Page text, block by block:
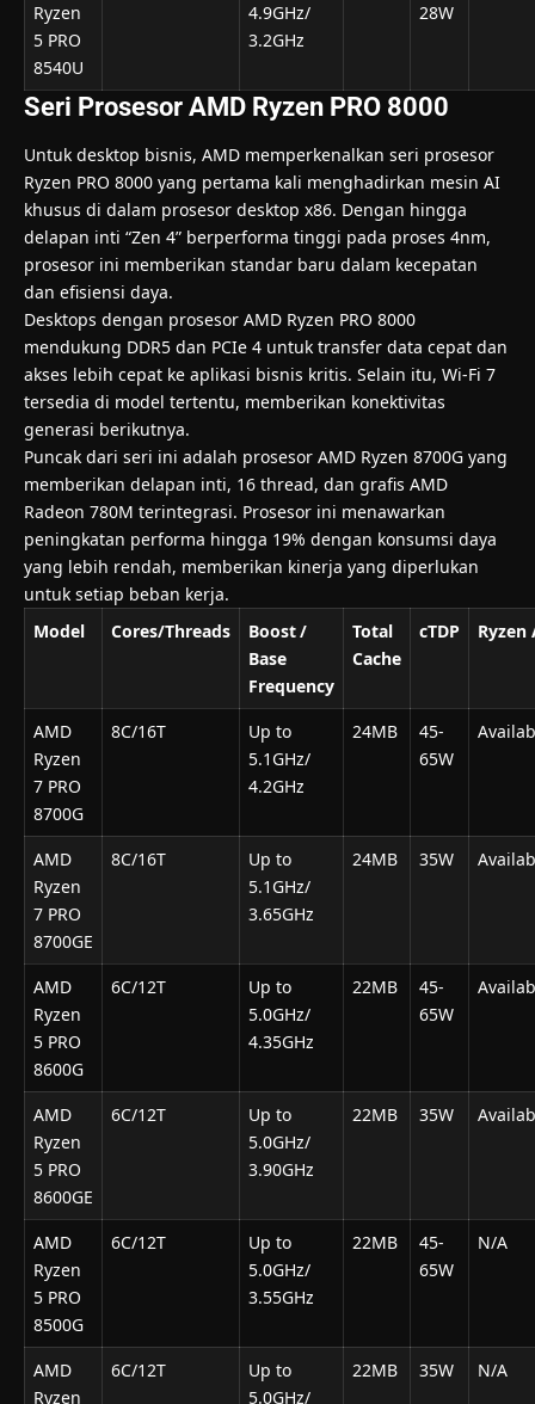
Ryzen
5 PRO
8540U
4.9GHz/
3.2GHz
28W
Seri Prosesor AMD Ryzen PRO 8000
Untuk desktop bisnis, AMD memperkenalkan seri prosesor
Ryzen PRO 8000 yang pertama kali menghadirkan mesin AI
khusus di dalam prosesor desktop x86. Dengan hingga
delapan inti “Zen 4” berperforma tinggi pada proses 4nm,
prosesor ini memberikan standar baru dalam kecepatan
dan efisiensi daya.
Desktops dengan prosesor AMD Ryzen PRO 8000
mendukung DDR5 dan PCIe 4 untuk transfer data cepat dan
akses lebih cepat ke aplikasi bisnis kritis. Selain itu, Wi-Fi 7
tersedia di model tertentu, memberikan konektivitas
generasi berikutnya.
Puncak dari seri ini adalah prosesor AMD Ryzen 8700G yang
memberikan delapan inti, 16 thread, dan grafis AMD
Radeon 780M terintegrasi. Prosesor ini menawarkan
peningkatan performa hingga 19% dengan konsumsi daya
yang lebih rendah, memberikan kinerja yang diperlukan
untuk setiap beban kerja.
Model
Cores/Threads Boost/
Base
Frequency
Total
Cache
cTDP Ryzen
AMD
Ryzen
7 PRO
8700G
8C/16T
Up to
5.1GHz/
4.2GHz
24MB
45-
65W
AMD
Ryzen
7 PRO
8700GE
8C/16T
Up to
5.1GHz/
3.65GHz
24MB 35W
AMD
Ryzen
5 PRO
8600G
6C/12T
Up to
5.0GHz/
4.35GHz
22MB
45-
65W
AMD
Ryzen
5 PRO
8600GE
6C/12T
Up to
5.0GHz/
3.90GHz
22MB 35W
AMD
Ryzen
5 PRO
8500G
6C/12T
Up to
5.0GHz/
3.55GHz
22MB
45-
65W
N/A
AMD
Ryzen
6C/12T
Up to
5.0GHz/
22MB 35W N/A